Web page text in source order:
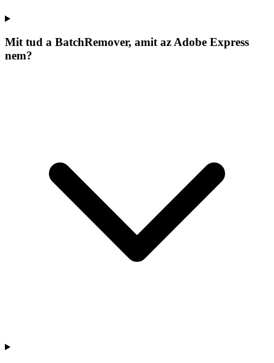
Mit tud a BatchRemover, amit az Adobe Express
nem?